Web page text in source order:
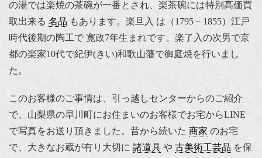
の湯では楽焼の茶碗が一番とされ、楽茶碗には特別高価買
取出来る 名品 もあります。楽旦入 は（1795－1855）江戸
時代後期の陶工で 寛政7年生まれです。楽了入の次男で京
都の楽家10代で紀伊(きい)和歌山藩で御庭焼を行いまし
た。
このお客様のご事情は、引っ越しセンターからのご紹介
で、山梨県の早川町にお住まいのお客様でお宅からLINE
で写真をお送り頂きました。昔から続いた 商家 のお宅
で、大きなお蔵が有り大切に 諸道具 や 古美術工芸品 を保